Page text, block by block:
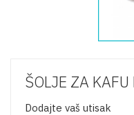
ŠOLJE ZA
Dodajte vaš utisak